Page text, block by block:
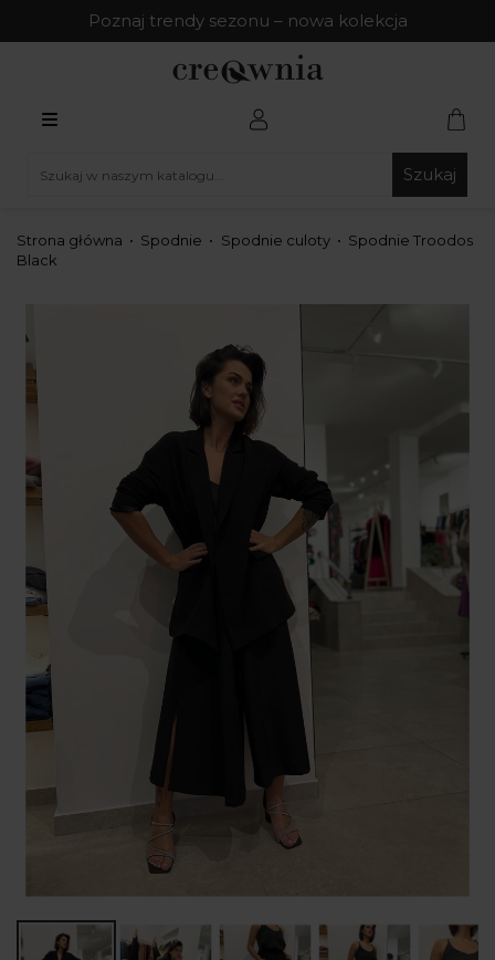
Poznaj trendy sezonu – nowa kolekcja
Szukaj
Strona główna Spodnie Spodnie culoty
Spodnie Troodos
Black